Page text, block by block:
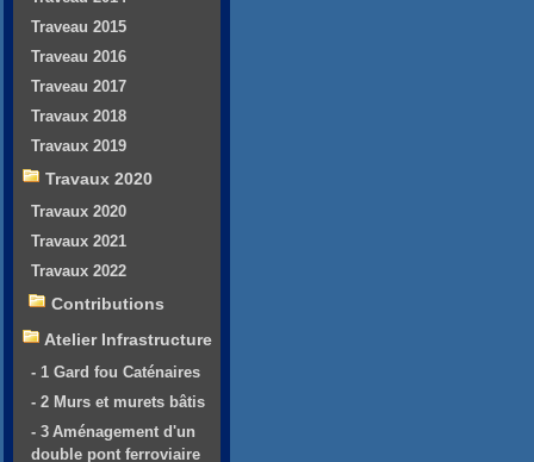
Traveau 2015
Traveau 2016
Traveau 2017
Travaux 2018
Travaux 2019
Travaux 2020
Travaux 2020
Travaux 2021
Travaux 2022
Contributions
Atelier Infrastructure
- 1 Gard fou Caténaires
- 2 Murs et murets bâtis
- 3 Aménagement d'un
double pont ferroviaire